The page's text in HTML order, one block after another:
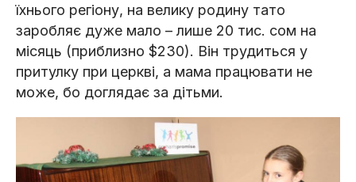
їхнього регіону, на велику родину тато
заробляє дуже мало – лише 20 тис. сом на
місяць (приблизно $230). Він трудиться у
притулку при церкві, а мама працювати не
може, бо доглядає за дітьми.